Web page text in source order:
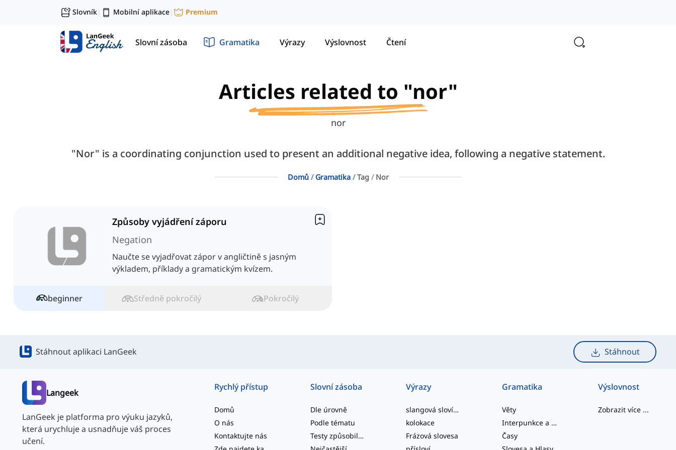
Slovník| Mobilní aplikace| Premium
Slovní zásoba Gramatika Výrazy Výslovnost Čtení
Articles related to "nor"
nor
"Nor" is a coordinating conjunction used to present an additional negative idea, following a negative statement.
Domů Gramatika Tag Nor
Způsoby vyjádření záporu
Negation
Naučte se vyjadřovat zápor v angličtině s jasným
výkladem, příklady a gramatickým kvízem.
beginner Středně pokročilý Pokročilý
Stáhnout aplikaci LanGeek Stáhnout
Langeek
LanGeek je platforma pro výuku jazyků,
která urychluje a usnadňuje váš proces
učení.
Rychlý přístup
Domů
O nás
Kontaktujte nás
Slovní zásoba
Dle úrovně
Podle tématu
Testy způsobilosti
Výrazy
slangová slovíčka
kolokace
Frázová slovesa
Gramatika
Věty
Interpunkce a Pravopis
Časy
Výslovnost
Zobrazit více ...